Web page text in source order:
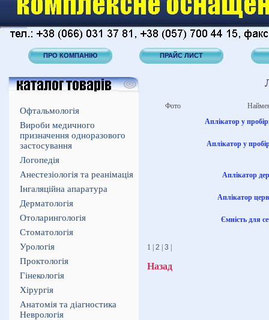
ПРО КОМПАНІЮ ПРАЙС ЛИСТ
Офтальмологія
Вироби медичного
призначення одноразового
застосування
Логопедія
Анестезіологія та реанімація
Інгаляційна апаратура
Дерматологія
Отоларингологія
Стоматологія
Урологія
Проктологія
Гінекологія
Хірургія
Анатомія та діагностика
Неврологія
Фото
Аплікатор у
Аплікатор у
Аплікатор
Аплікатор
Ємність для
1 | 2 3
Назад